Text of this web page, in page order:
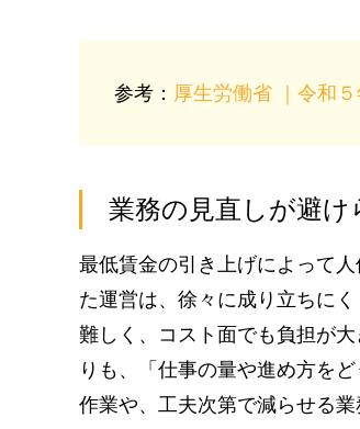
参考： 厚生労働省 ｜令和
業務の見直しが避け
最低賃金の引き上げによって
た運営は、徐々に成り立ちに
難しく、コスト面でも負担が
りも、「仕事の量や進め方を
作業や、工夫次第で減らせる